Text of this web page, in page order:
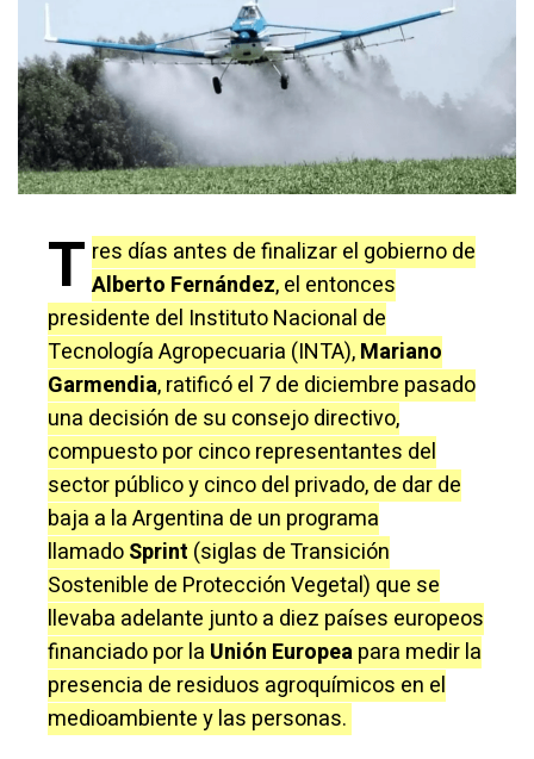
T res días antes de finalizar el gobierno de
Alberto Fernández, el entonces
presidente del Instituto Nacional de
Tecnología Agropecuaria (INTA),Mariano
Garmendia, ratificó el 7 de diciembre pasado
una decisión de su consejo directivo,
compuesto por cinco representantes del
sector público y cinco del privado, de dar de
baja a la Argentina de un programa
llamadoSprint (siglas de Transición
Sostenible de Protección Vegetal) que se
llevaba adelante junto a diez países europeos
financiado por la Unión Europeapara medir la
presencia de residuos agroquímicos en el
medioambiente y las personas.